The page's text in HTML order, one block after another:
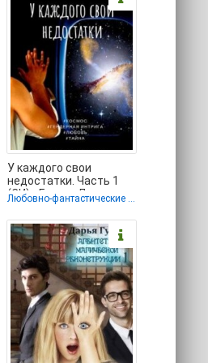
У каждого свои
недостатки. Часть 1
(СИ) - Гусина Дарья
(книги полностью .txt)
📗
Любовно-фантастические романы